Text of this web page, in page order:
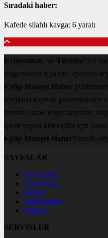
Sıradaki haber:
Kafede silahlı kavga: 6 yaralı
Eyüpsultan ve Türkiye'den
magazinden siyasete, spordan
Eyüp Manşet Haber
içerikleri kaynak gösterilmeden
izinsiz olarak kopyalanamaz,
işlem yapan kişi/kişiler için yasal
Eyüp Manşet Haber'i tercih
SAYFALAR
Üye Girişi
Üye Kaydı
Künye
Hakkımızda
İletişim
SERVİSLER